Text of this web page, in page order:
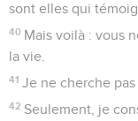
sont elles qui
40 Mais voilà : vous
la vie.
41 Je ne cherche
42 Seulement, je